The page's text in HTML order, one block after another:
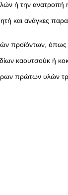
ή την ανατροπή
και ανάγκες
προϊόντων,
καουτσούκ
πρώτων υλών